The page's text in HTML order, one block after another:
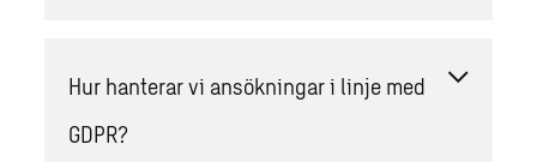
Hur hanterar vi ansökningar i linje med
GDPR?